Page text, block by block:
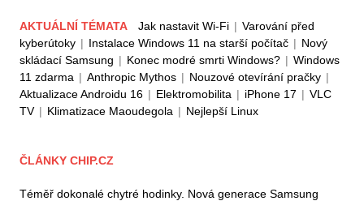
AKTUÁLNÍ TÉMATA Jak nastavit Wi-Fi | Varování před
kyberútoky | Instalace Windows 11 na starší počítač | Nový
skládací Samsung | Konec modré smrti Windows? | Windows
11 zdarma | Anthropic Mythos | Nouzové otevírání pračky |
Aktualizace Androidu 16 | Elektromobilita | iPhone 17 | VLC
TV | Klimatizace Maoudegola | Nejlepší Linux
ČLÁNKY CHIP.CZ
Téměř dokonalé chytré hodinky. Nová generace Samsung